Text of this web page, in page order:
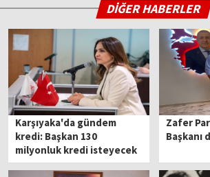
DİĞER HABERLER
Karşıyaka'da gündem
kredi: Başkan 130
milyonluk kredi isteyecek
Zafer
Başkanı